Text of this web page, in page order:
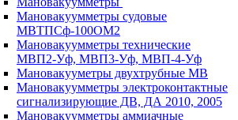
Мановакуумметры судовые
МВТПСф-100ОМ2
Мановакуумметры технические
МВП2-Уф, МВП3-Уф, МВП-4-Уф
Мановакууметры двухтрубные МВ
Мановакуумметры электроконтактные
сигнализирующие ДВ, ДА 2010, 2005
Мановакуумметры аммиачные